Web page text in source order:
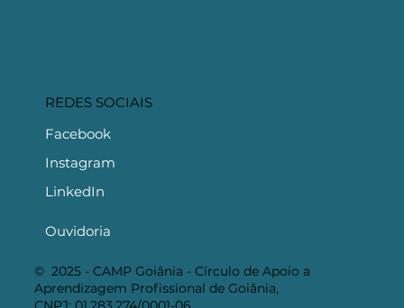
REDES SOCIAIS
Facebook
Instagram
LinkedIn
Ouvidoria
© 2025 - CAMP Goiânia - Círculo de Apoio a
Aprendizagem Profissional de Goiânia,